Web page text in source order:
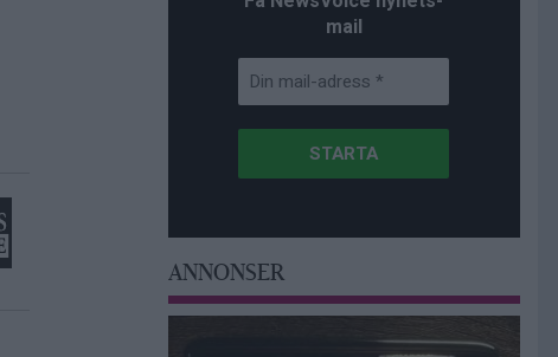
mail
ANNONSER